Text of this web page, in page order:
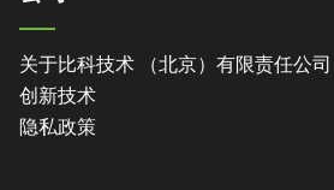
关于比科技术 （北京）有限责任公司
创新技术
隐私政策